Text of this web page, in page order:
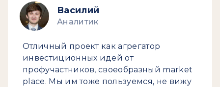
Василий
Аналитик
Отличный проект как агрегатор
инвестиционных идей от
профучастников, своеобразный market
place. Мы им тоже пользуемся, не вижу